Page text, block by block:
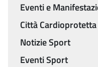
Eventi e
Città Cardioprotetta
Notizie Sport
Eventi Sport